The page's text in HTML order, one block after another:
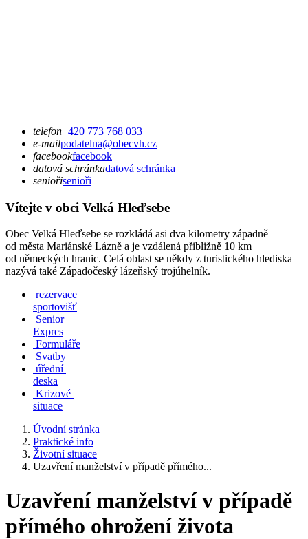
telefon+420 773 768 033
e-mailpodatelna@obecvh.cz
facebookfacebook
datová schránkadatová schránka
seniořisenioři
Vítejte v obci Velká Hleďsebe
Obec Velká Hleďsebe se rozkládá asi dva kilometry západně
od města Mariánské Lázně a je vzdálená přibližně 10 km
od německých hranic. Celá oblast se někdy z turistického hlediska
nazývá také Západočeský lázeňský trojúhelník.
rezervace
sportovišť
Senior
Expres
Formuláře
Svatby
úřední
deska
Krizové
situace
Úvodní stránka
Praktické info
Životní situace
Uzavření manželství v případě přímého...
Uzavření manželství v případě
přímého ohrožení života